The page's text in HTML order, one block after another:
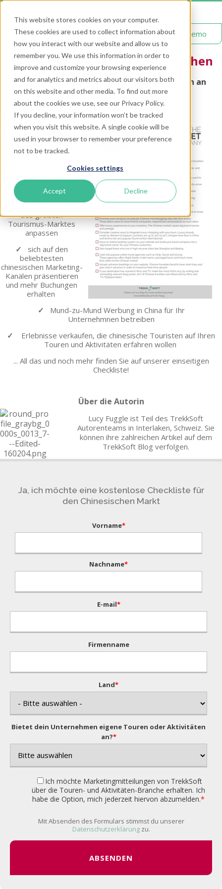
This website stores cookies on your computer.
These cookies are used to collect information about
how you interact with our website and allow us to
remember you. We use this information in order to
improve and customize your browsing experience
and for analytics and metrics about our visitors both
on this website and other media. To find out more
about the cookies we use, see our Privacy Policy.
If you decline, your information won’t be tracked
when you visit this website. A single cookie will be
used in your browser to remember your preference
not to be tracked.
Cookies settings
Accept Decline
Get a Demo
16-Wege, wie Sie den chinesischen
Markt erreichen
Lernen Sie, wie Sie auftreten sollten um sich an
chinesischen Markt zu erfreuen
In dieser
praktischen
Checkliste
Ihnen, wie Sie:
Ihr Marketing auf die
speziellen Bedürfnisse
des größten
Tourismus-Marktes
anpassen
✓ sich auf den
beliebtesten
chinesischen Marketing-
Kanälen präsentieren
und mehr Buchungen
erhalten
✓ Mund-zu-Mund Werbung in China für Ihr
Unternehmnen betreiben
✓
Erlebnisse verkaufen, die chinesische Touristen auf Ihren
Touren und Aktivitäten erfahren wollen
... All das und noch mehr finden Sie auf unserer einseitigen
Checkliste!
Über die Autorin
Lucy Fuggle ist Teil des TrekkSoft
Autorenteams in Interlaken, Schweiz. Sie
können ihre zahlreichen Artikel auf dem
TrekkSoft Blog verfolgen.
Ja, ich möchte eine kostenlose Checkliste für
den Chinesischen Markt
Vorname*
Nachname*
E-mail*
Firmenname
Land*
Bietet dein Unternehmen eigene Touren oder Aktivitäten
an?*
Ich möchte Marketingmitteilungen von TrekkSoft
über die Touren- und Aktivitäten-Branche erhalten. Ich
habe die Option, mich jederzeit hiervon abzumelden.*
Mit Absenden des Formulars stimmst du unserer
Datenschutzerklärungzu.